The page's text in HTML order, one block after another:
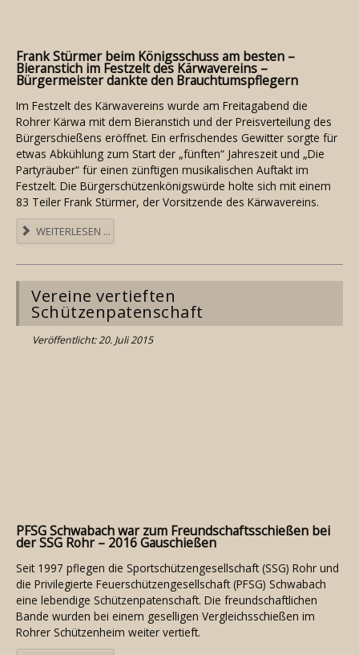
Frank Stürmer beim Königsschuss am besten –
Bieranstich im Festzelt des Kärwavereins –
Bürgermeister dankte den Brauchtumspflegern
Im Festzelt des Kärwavereins wurde am Freitagabend die
Rohrer Kärwa mit dem Bieranstich und der Preisverteilung des
Bürgerschießens eröffnet. Ein erfrischendes Gewitter sorgte für
etwas Abkühlung zum Start der „fünften“ Jahreszeit und „Die
Partyräuber“ für einen zünftigen musikalischen Auftakt im
Festzelt. Die Bürgerschützenkönigswürde holte sich mit einem
83 Teiler Frank Stürmer, der Vorsitzende des Kärwavereins.
WEITERLESEN ...
Vereine vertieften
Schützenpatenschaft
Veröffentlicht: 20. Juli 2015
PFSG Schwabach war zum Freundschaftsschießen bei
der SSG Rohr – 2016 Gauschießen
Seit 1997 pflegen die Sportschützengesellschaft (SSG) Rohr und
die Privilegierte Feuerschützengesellschaft (PFSG) Schwabach
eine lebendige Schützenpatenschaft. Die freundschaftlichen
Bande wurden bei einem geselligen Vergleichsschießen im
Rohrer Schützenheim weiter vertieft.